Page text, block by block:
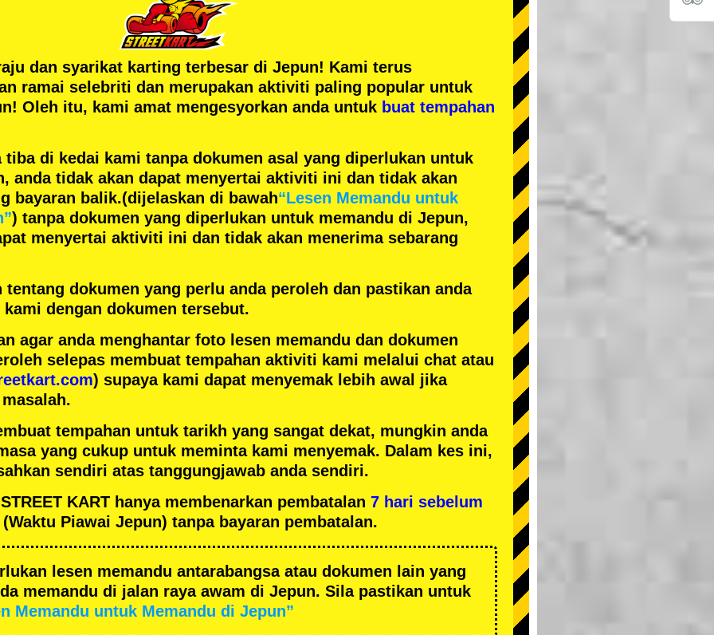
dan syarikat karting terbesar di Jepun! Kami terus
ramai selebriti dan merupakan aktiviti paling popular untuk
Oleh itu, kami amat mengesyorkan anda untuk buat tempahan
tiba di kedai kami tanpa dokumen asal yang diperlukan untuk
anda tidak akan dapat menyertai aktiviti ini dan tidak akan
bayaran balik.(dijelaskan di bawah“Lesen Memandu untuk
) tanpa dokumen yang diperlukan untuk memandu di Jepun,
menyertai aktiviti ini dan tidak akan menerima sebarang
tentang dokumen yang perlu anda peroleh dan pastikan anda
dengan dokumen tersebut.
agar anda menghantar foto lesen memandu dan dokumen
selepas membuat tempahan aktiviti kami melalui chat atau
) supaya kami dapat menyemak lebih awal jika
tempahan untuk tarikh yang sangat dekat, mungkin anda
yang cukup untuk meminta kami menyemak. Dalam kes ini,
sendiri atas tanggungjawab anda sendiri.
KART hanya membenarkan pembatalan 7 hari sebelum
Piawai Jepun) tanpa bayaran pembatalan.
lesen memandu antarabangsa atau dokumen lain yang
memandu di jalan raya awam di Jepun. Sila pastikan untuk
Memandu untuk Memandu di Jepun”